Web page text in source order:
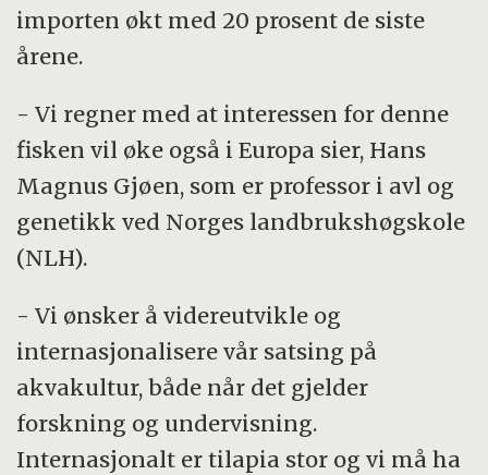
importen økt med 20 prosent de siste
årene.
- Vi regner med at interessen for denne
fisken vil øke også i Europa sier, Hans
Magnus Gjøen, som er professor i avl og
genetikk ved Norges landbrukshøgskole
(NLH).
- Vi ønsker å videreutvikle og
internasjonalisere vår satsing på
akvakultur, både når det gjelder
forskning og undervisning.
Internasjonalt er tilapia stor og vi må ha